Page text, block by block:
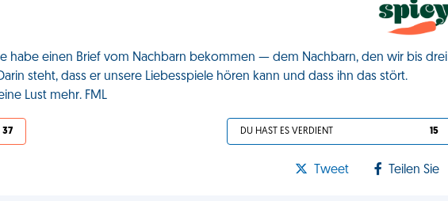
habe einen Brief vom Nachbarn bekommen — dem Nachbarn, den wir bis drei
steht, dass er unsere Liebesspiele hören kann und dass ihn das stört.
Lust mehr. FML
37 DU HAST ES VERDIENT 15
Tweet Teilen Sie